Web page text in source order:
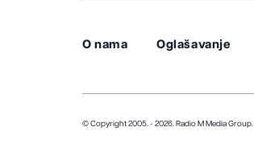
O nama Oglašavanje
© Copyright 2005. - 2026. Radio M Media Group.